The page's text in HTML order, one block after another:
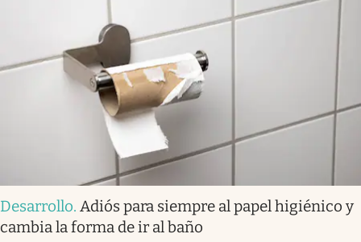
Desarrollo. Adiós para siempre al papel higiénico y
cambia la forma de ir al baño